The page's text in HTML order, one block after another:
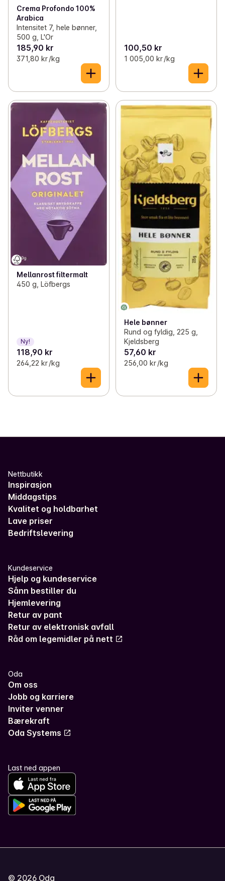
Crema Profondo 100%
Arabica
Intensitet 7, hele bønner,
500 g, L'Or
185,90 kr
371,80 kr /kg
100,50 kr
1 005,00 kr /kg
Mellanrost filtermalt
450 g, Löfbergs
Ny!
118,90 kr
264,22 kr /kg
Hele bønner
Rund og fyldig, 225 g,
Kjeldsberg
57,60 kr
256,00 kr /kg
Nettbutikk
Inspirasjon
Middagstips
Kvalitet og holdbarhet
Lave priser
Bedriftslevering
Kundeservice
Hjelp og kundeservice
Sånn bestiller du
Hjemlevering
Retur av pant
Retur av elektronisk avfall
Råd om legemidler på nett
Oda
Om oss
Jobb og karriere
Inviter venner
Bærekraft
Oda Systems
Last ned appen
© 2026 Oda